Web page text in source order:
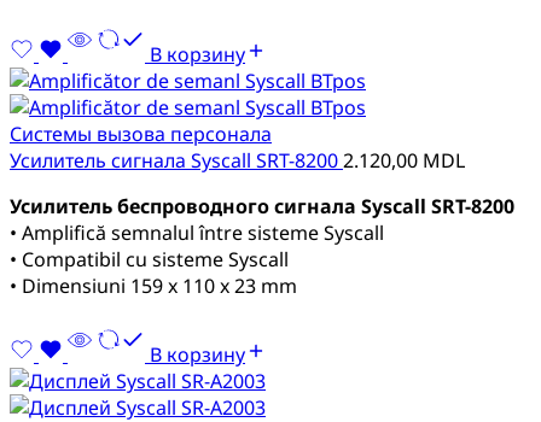
В корзину
Системы вызова персонала
Усилитель сигнала Syscall SRT-82002.120,00 MDL
Усилитель беспроводного сигнала Syscall SRT-8200
• Amplifică semnalul între sisteme Syscall
• Compatibil cu sisteme Syscall
• Dimensiuni 159 x 110 x 23 mm
В корзину